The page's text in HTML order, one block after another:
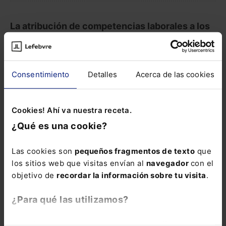
Consentimiento Detalles Acerca de las cookies
Cookies! Ahí va nuestra receta.
¿Qué es una cookie?
Las cookies son pequeños fragmentos de texto que
los sitios web que visitas envían al navegador con el
objetivo de recordar la información sobre tu visita.
¿Para qué las utilizamos?
La atribución de competencias laborales a los
Juzgados de lo Mercantil p...
Leer el detalle
Leer más
Resultado
ElDerecho.com no comparte necesariamente ni se
responsabiliza de las opiniones expresadas por los
autores o colaboradores de esta publicación